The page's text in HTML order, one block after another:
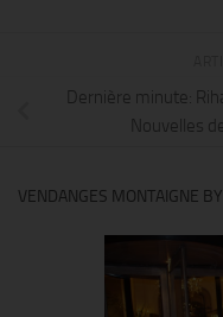
Dernière minute:
Nouvelles
VENDANGES MONTAIGNE